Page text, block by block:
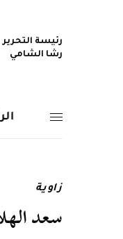
رئيسة التحرير
رشا الشامي
زاوية
سعد